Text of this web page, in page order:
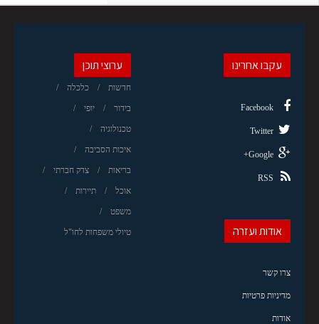
ערוצי תוכן
חדשות כלכלה
בידור יופי
טכנולוגיה
איכות הסביבה
בריאות צדק חברתי
אוכל תיירות
משפט
טיולי משפחות לחו"ל
עקבו אחרינו
Facebook
Twitter
Google+
RSS
אודות ועזרה
צרו קשר
מדיניות פרטיות
אודות